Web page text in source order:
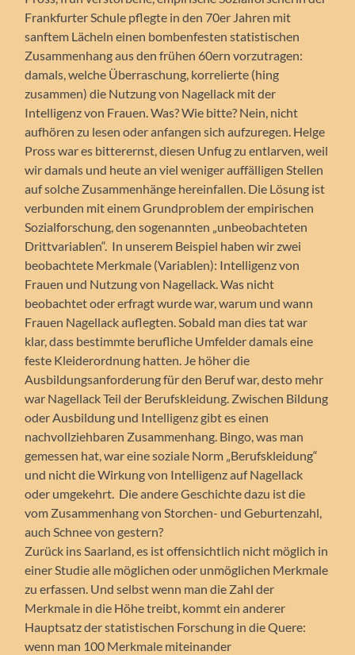
Frankfurter Schule pflegte in den 70er Jahren mit
sanftem Lächeln einen bombenfesten statistischen
Zusammenhang aus den frühen 60ern vorzutragen:
damals, welche Überraschung, korrelierte (hing
zusammen) die Nutzung von Nagellack mit der
Intelligenz von Frauen. Was? Wie bitte? Nein, nicht
aufhören zu lesen oder anfangen sich aufzuregen. Helge
Pross war es bitterernst, diesen Unfug zu entlarven, weil
wir damals und heute an viel weniger auffälligen Stellen
auf solche Zusammenhänge hereinfallen. Die Lösung ist
verbunden mit einem Grundproblem der empirischen
Sozialforschung, den sogenannten „unbeobachteten
Drittvariablen“. In unserem Beispiel haben wir zwei
beobachtete Merkmale (Variablen): Intelligenz von
Frauen und Nutzung von Nagellack. Was nicht
beobachtet oder erfragt wurde war, warum und wann
Frauen Nagellack auflegten. Sobald man dies tat war
klar, dass bestimmte berufliche Umfelder damals eine
feste Kleiderordnung hatten. Je höher die
Ausbildungsanforderung für den Beruf war, desto mehr
war Nagellack Teil der Berufskleidung. Zwischen Bildung
oder Ausbildung und Intelligenz gibt es einen
nachvollziehbaren Zusammenhang. Bingo, was man
gemessen hat, war eine soziale Norm „Berufskleidung“
und nicht die Wirkung von Intelligenz auf Nagellack
oder umgekehrt. Die andere Geschichte dazu ist die
vom Zusammenhang von Storchen- und Geburtenzahl,
auch Schnee von gestern?
Zurück ins Saarland, es ist offensichtlich nicht möglich in
einer Studie alle möglichen oder unmöglichen Merkmale
zu erfassen. Und selbst wenn man die Zahl der
Merkmale in die Höhe treibt, kommt ein anderer
Hauptsatz der statistischen Forschung in die Quere:
wenn man 100 Merkmale miteinander